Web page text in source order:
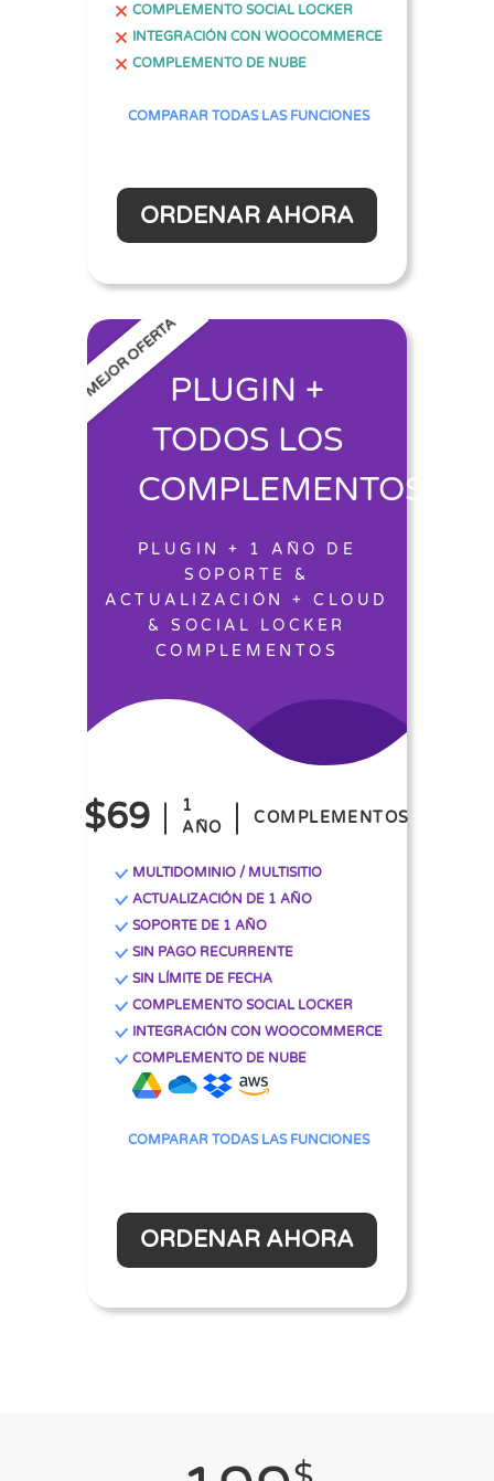
COMPLEMENTO SOCIAL LOCKER
INTEGRACIÓN CON WOOCOMMERCE
COMPLEMENTO DE NUBE
COMPARAR TODAS LAS FUNCIONES
ORDENAR AHORA
MEJOR OFERTAPLUGIN +
TODOS LOS
COMPLEMENTOS
PLUGIN + 1 AÑO DE
SOPORTE &
ACTUALIZACIÓN + CLOUD
& SOCIAL LOCKER
COMPLEMENTOS
$69
1
AÑO
COMPLEMENTOS
MULTIDOMINIO / MULTISITIO
ACTUALIZACIÓN DE 1 AÑO
SOPORTE DE 1 AÑO
SIN PAGO RECURRENTE
SIN LÍMITE DE FECHA
COMPLEMENTO SOCIAL LOCKER
INTEGRACIÓN CON WOOCOMMERCE
COMPLEMENTO DE NUBE
COMPARAR TODAS LAS FUNCIONES
ORDENAR AHORA